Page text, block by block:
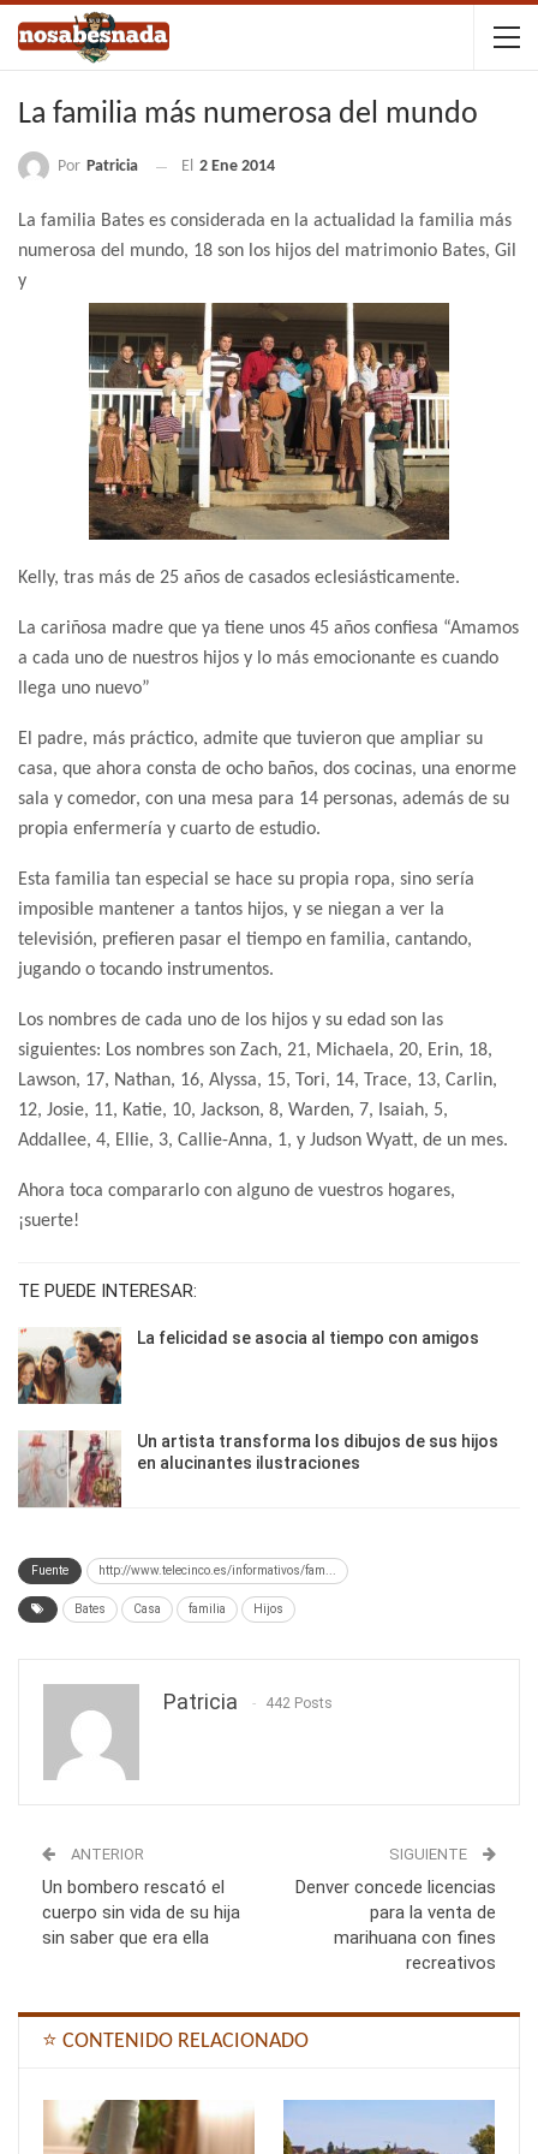
La familia más numerosa del mundo
Por Patricia El 2 Ene 2014
La familia Bates es considerada en la actualidad la familia más
numerosa del mundo, 18 son los hijos del matrimonio Bates, Gil
y
Kelly, tras más de 25 años de casados eclesiásticamente.
La cariñosa madre que ya tiene unos 45 años confiesa “Amamos
a cada uno de nuestros hijos y lo más emocionante es cuando
llega uno nuevo”
El padre, más práctico, admite que tuvieron que ampliar su
casa, que ahora consta de ocho baños, dos cocinas, una enorme
sala y comedor, con una mesa para 14 personas, además de su
propia enfermería y cuarto de estudio.
Esta familia tan especial se hace su propia ropa, sino sería
imposible mantener a tantos hijos, y se niegan a ver la
televisión, prefieren pasar el tiempo en familia, cantando,
jugando o tocando instrumentos.
Los nombres de cada uno de los hijos y su edad son las
siguientes: Los nombres son Zach, 21, Michaela, 20, Erin, 18,
Lawson, 17, Nathan, 16, Alyssa, 15, Tori, 14, Trace, 13, Carlin,
12, Josie, 11, Katie, 10, Jackson, 8, Warden, 7, Isaiah, 5,
Addallee, 4, Ellie, 3, Callie-Anna, 1, y Judson Wyatt, de un mes.
Ahora toca compararlo con alguno de vuestros hogares,
¡suerte!
TE PUEDE INTERESAR:
La felicidad se asocia al tiempo con amigos
Un artista transforma los dibujos de sus hijos
en alucinantes ilustraciones
Fuente http://www.telecinco.es/informativos/fam...
Bates Casa familia Hijos
Patricia 442 Posts
ANTERIOR
Un bombero rescató el
cuerpo sin vida de su hija
sin saber que era ella
SIGUIENTE
Denver concede licencias
para la venta de
marihuana con fines
recreativos
⭐ CONTENIDO RELACIONADO